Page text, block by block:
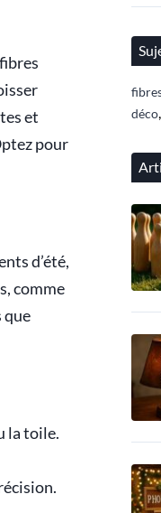
et
pour
d’été,
comme
que
la toile.
déco,